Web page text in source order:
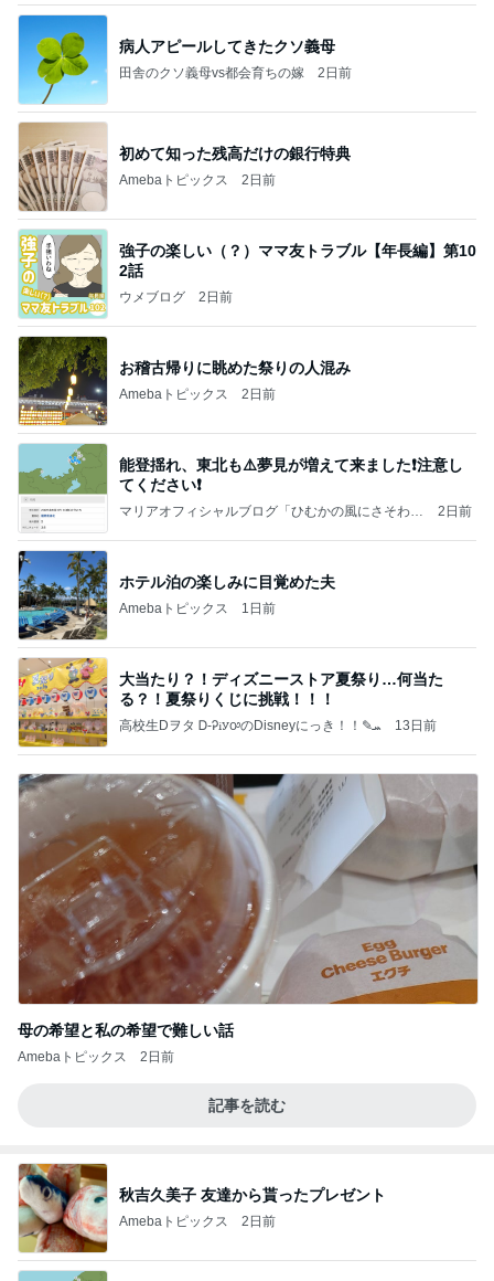
病人アピールしてきたクソ義母
田舎のクソ義母vs都会育ちの嫁 2日前
初めて知った残高だけの銀行特典
Amebaトピックス 2日前
強子の楽しい（？）ママ友トラブル【年長編】第10
2話
ウメブログ 2日前
お稽古帰りに眺めた祭りの人混み
Amebaトピックス 2日前
能登揺れ、東北も⚠️夢見が増えて来ました❗️注意し
てください❗️
マリアオフィシャルブログ「ひむかの風にさそわれ
2日前
ホテル泊の楽しみに目覚めた夫
Amebaトピックス 1日前
大当たり？！ディズニーストア夏祭り…何当た
る？！夏祭りくじに挑戦！！！
高校生Dヲタ Ꭰ-ᎮꭵꭹꭴのDisneyにっき！！✎ܚ 13日前
母の希望と私の希望で難しい話
Amebaトピックス 2日前
記事を読む
秋吉久美子 友達から貰ったプレゼント
Amebaトピックス 2日前